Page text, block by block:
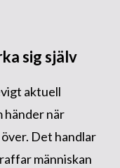
sig själv
aktuell
händer när
Det handlar
människan